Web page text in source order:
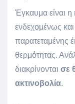
Έγκαυμα είναι η
ενδεχομένως
παρατεταμένης
θερμότητας.
διακρίνονται σε
ακτινοβολία.